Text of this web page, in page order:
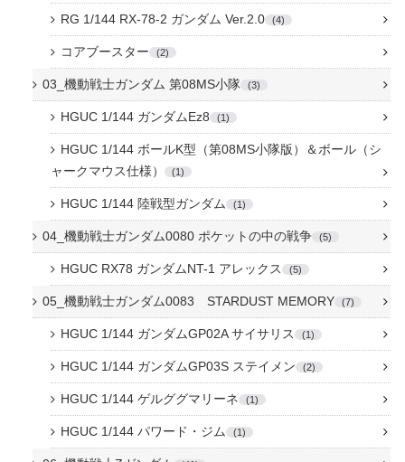
RG 1/144 RX-78-2 ガンダム Ver.2.0 4
コアブースター 2
03_機動戦士ガンダム 第08MS小隊 3
HGUC 1/144 ガンダムEz8 1
HGUC 1/144 ボールK型（第08MS小隊版）＆ボール（シ
ャークマウス仕様）
1
HGUC 1/144 陸戦型ガンダム 1
04_機動戦士ガンダム0080 ポケットの中の戦争 5
HGUC RX78 ガンダムNT-1 アレックス 5
05_機動戦士ガンダム0083 STARDUST MEMORY 7
HGUC 1/144 ガンダムGP02A サイサリス 1
HGUC 1/144 ガンダムGP03S ステイメン 2
HGUC 1/144 ゲルググマリーネ 1
HGUC 1/144 パワード・ジム 1